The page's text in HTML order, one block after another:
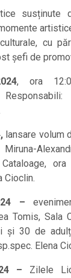
susținute
cu
șefi de
, ora
lansare volum
Miruna-
ora
Cioclin.
–
Tomis, Sala
și 30 de
Elena
– Zilele